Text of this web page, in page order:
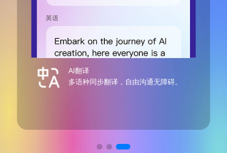
AI翻译
多语种同步翻译，自由沟通无障碍。